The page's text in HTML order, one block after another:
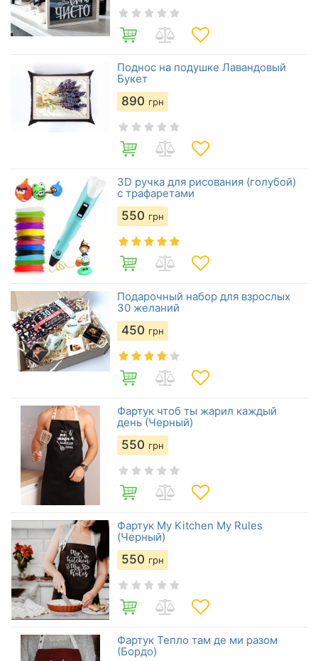
Поднос на подушке Лавандовый
Букет
890 грн
3D ручка для рисования (голубой)
с трафаретами
550 грн
Подарочный набор для взрослых
30 желаний
450 грн
Фартук чтоб ты жарил каждый
день (Черный)
550 грн
Фартук My Kitchen My Rules
(Черный)
550 грн
Фартук Тепло там де ми разом
(Бордо)